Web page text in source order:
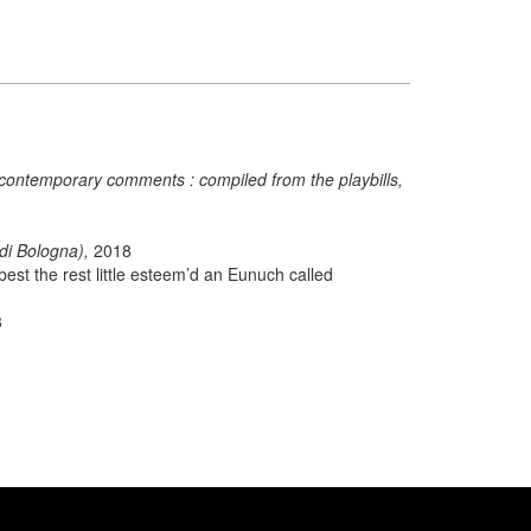
comments : compiled from the playbills,
Bologna), 2018
the rest little esteem’d an Eunuch called